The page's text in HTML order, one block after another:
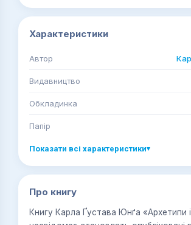
Характеристики
Автор
Видавництво
Обкладинка
Папір
Показати всі характеристики▾
Про книгу
Книгу Карла Ґустава Юнґа «Архетипи